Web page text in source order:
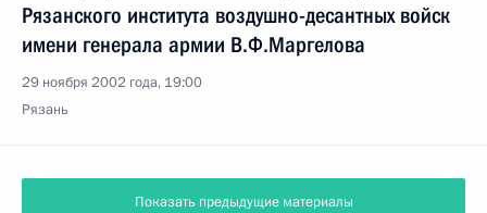
Рязанского института воздушно-десантных войск
имени генерала армии В.Ф.Маргелова
29 ноября 2002 года, 19:00
Рязань
Показать предыдущие материалы